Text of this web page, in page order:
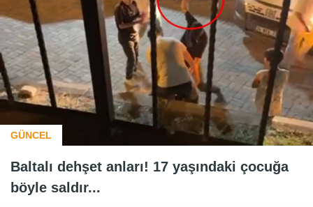
GÜNCEL
Baltalı dehşet anları! 17 yaşındaki çocuğa
böyle saldır...